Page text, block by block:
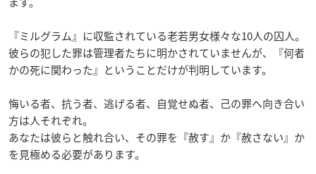
『ミルグラム』に収監されている老若男女様々な10人の囚人。
彼らの犯した罪は管理者たちに明かされていませんが、『何者
かの死に関わった』ということだけが判明しています。
悔いる者、抗う者、逃げる者、自覚せぬ者、己の罪へ向き合い
方は人それぞれ。
あなたは彼らと触れ合い、その罪を『赦す』か『赦さない』か
を見極める必要があります。